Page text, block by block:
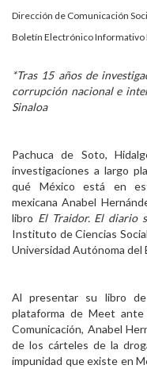
Publicaciones en línea
Acreditación Internacional
Alumnado
Aspirantes
Alumni
Visitantes
Dirección de Comunicación
Boletín Electrónico Informativo
*Tras 15 años de
corrupción nacional e
Sinaloa
Pachuca de Soto,
investigaciones a largo
qué México está en
mexicana Anabel
libro El Traidor. El diario
Instituto de Ciencias
Universidad Autónoma del
Al presentar su libro
plataforma de Meet
Comunicación, Anabel
de los cárteles de la
impunidad que existe en